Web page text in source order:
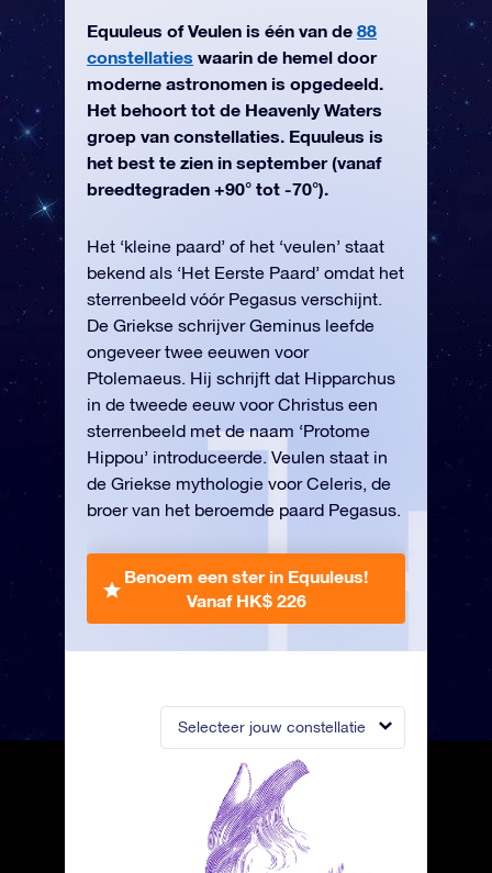
Selecteer jouw constellatie
Equuleus of Veulen is één van de 88
constellaties waarin de hemel door
moderne astronomen is opgedeeld.
Het behoort tot de Heavenly Waters
groep van constellaties. Equuleus is
het best te zien in september (vanaf
breedtegraden +90° tot -70°).
Het ‘kleine paard’ of het ‘veulen’ staat
bekend als ‘Het Eerste Paard’ omdat het
sterrenbeeld vóór Pegasus verschijnt.
De Griekse schrijver Geminus leefde
ongeveer twee eeuwen voor
Ptolemaeus. Hij schrijft dat Hipparchus
in de tweede eeuw voor Christus een
sterrenbeeld met de naam ‘Protome
Hippou’ introduceerde. Veulen staat in
de Griekse mythologie voor Celeris, de
broer van het beroemde paard Pegasus.
Benoem een ster in Equuleus!
Vanaf HK$ 226